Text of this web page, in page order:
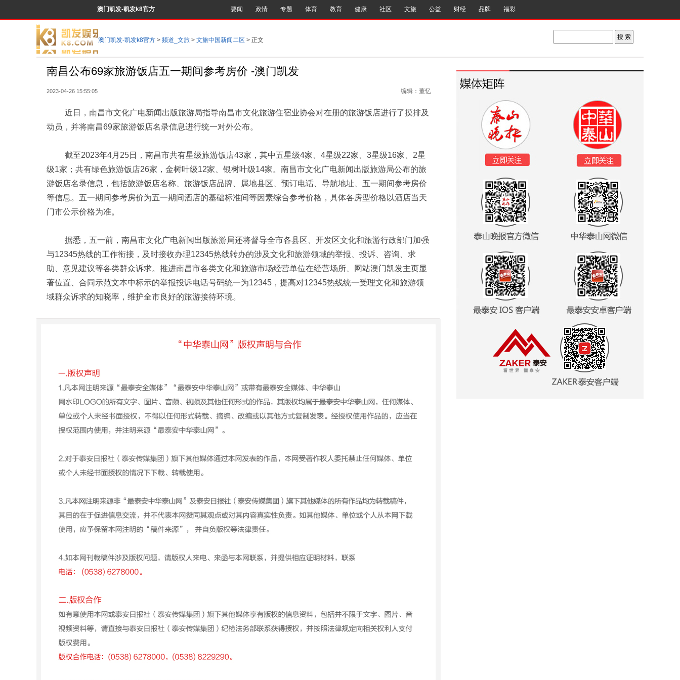
澳门凯发-凯发k8官方 要闻 政情 专题 体育 教育 健康 社区 文旅 公益 财经 品牌 福彩
澳门凯发-凯发k8官方 > 频道_文旅 > 文旅中国新闻二区 > 正文
南昌公布69家旅游饭店五一期间参考房价 -澳门凯发
2023-04-26 15:55:05 编辑：董忆
近日，南昌市文化广电新闻出版旅游局指导南昌市文化旅游住宿业协会对在册的旅游饭店进行了摸排及
动员，并将南昌69家旅游饭店名录信息进行统一对外公布。
截至2023年4月25日，南昌市共有星级旅游饭店43家，其中五星级4家、4星级22家、3星级16家、2星
级1家；共有绿色旅游饭店26家，金树叶级12家、银树叶级14家。南昌市文化广电新闻出版旅游局公布的旅
游饭店名录信息，包括旅游饭店名称、旅游饭店品牌、属地县区、预订电话、导航地址、五一期间参考房价
等信息。五一期间参考房价为五一期间酒店的基础标准间等因素综合参考价格，具体各房型价格以酒店当天
门市公示价格为准。
据悉，五一前，南昌市文化广电新闻出版旅游局还将督导全市各县区、开发区文化和旅游行政部门加强
与12345热线的工作衔接，及时接收办理12345热线转办的涉及文化和旅游领域的举报、投诉、咨询、求
助、意见建议等各类群众诉求。推进南昌市各类文化和旅游市场经营单位在经营场所、网站澳门凯发主页显
著位置、合同示范文本中标示的举报投诉电话号码统一为12345，提高对12345热线统一受理文化和旅游领
域群众诉求的知晓率，维护全市良好的旅游接待环境。